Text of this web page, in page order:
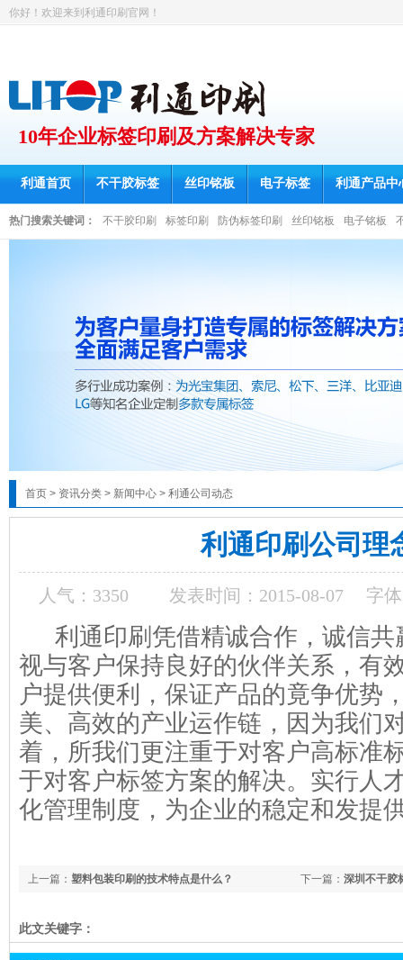
你好！欢迎来到利通印刷官网！
10年企业标签印刷及方案解决专家
利通首页 不干胶标签 丝印铭板 电子标签 利通产品中
热门搜索关键词： 不干胶印刷 标签印刷 防伪标签印刷 丝印铭板 电子铭板
首页 > 资讯分类 > 新闻中心 > 利通公司动态
利通印刷公司理
人气： 3350 发表时间：2015-08-07 字
利通印刷凭借精诚合作，诚信共
视与客户保持良好的伙伴关系，有
户提供便利，保证产品的竟争优势
美、高效的产业运作链，因为我们
着，所我们更注重于对客户高标准
于对客户标签方案的解决。实行人
化管理制度，为企业的稳定和发提
下一篇： 深圳不干胶
上一篇： 塑料包装印刷的技术特点是什么？
此文关键字：